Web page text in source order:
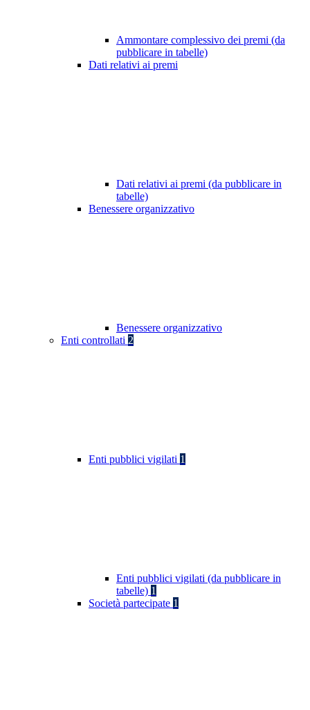
Ammontare complessivo dei premi (da
pubblicare in tabelle)
Dati relativi ai premi
Dati relativi ai premi (da pubblicare in
tabelle)
Benessere organizzativo
Benessere organizzativo
Enti controllati 2
Enti pubblici vigilati 1
Enti pubblici vigilati (da pubblicare in
tabelle) 1
Società partecipate 1